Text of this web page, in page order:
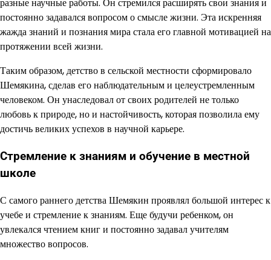
разные научные работы. Он стремился расширять свои знания и
постоянно задавался вопросом о смысле жизни. Эта искренняя
жажда знаний и познания мира стала его главной мотивацией на
протяжении всей жизни.
Таким образом, детство в сельской местности сформировало
Шемякина, сделав его наблюдательным и целеустремленным
человеком. Он унаследовал от своих родителей не только
любовь к природе, но и настойчивость, которая позволила ему
достичь великих успехов в научной карьере.
Стремление к знаниям и обучение в местной
школе
С самого раннего детства Шемякин проявлял большой интерес к
учебе и стремление к знаниям. Еще будучи ребенком, он
увлекался чтением книг и постоянно задавал учителям
множество вопросов.